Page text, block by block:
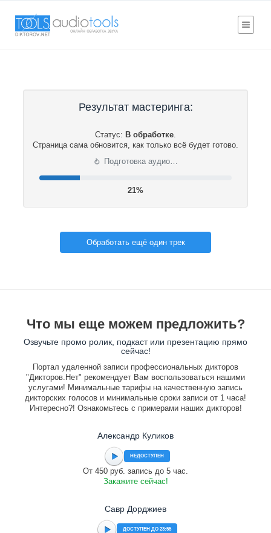
Результат мастеринга:
Статус: В обработке.
Страница сама обновится, как только всё будет готово.
⟳ Подготовка аудио…
22%
Обработать ещё один трек
Что мы еще можем предложить?
Озвучьте промо ролик, подкаст или презентацию прямо
сейчас!
Портал удаленной записи профессиональных дикторов
"Дикторов.Нет" рекомендует Вам воспользоваться нашими
услугами! Минимальные тарифы на качественную запись
дикторских голосов и минимальные сроки записи от 1 часа!
Интересно?! Ознакомьтесь с примерами наших дикторов!
Александр Куликов
НЕДОСТУПЕН
От 450 руб. запись до 5 час.
Закажите сейчас!
Савр Дорджиев
ДОСТУПЕН ДО 23:55